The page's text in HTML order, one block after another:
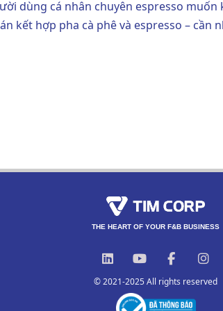
dùng cá nhân chuyên espresso muốn
kết hợp pha cà phê và espresso – cần
THE HEART OF YOUR F&B BUSINESS
L
n
Y
u
t
u
F
a
c
e
b
I
s
© 2021-2025 All rights reserved